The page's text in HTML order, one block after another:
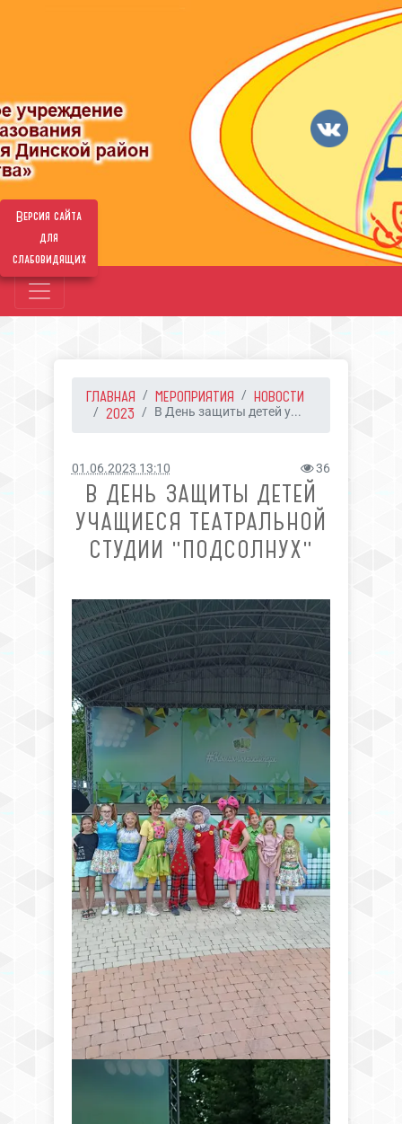
Версия сайта
для
слабовидящих
ГЛАВНАЯ МЕРОПРИЯТИЯ
НОВОСТИ
2023
В День защиты детей у...
01.06.2023 13:10 36
В ДЕНЬ ЗАЩИТЫ ДЕТЕЙ
УЧАЩИЕСЯ ТЕАТРАЛЬНОЙ
СТУДИИ "ПОДСОЛНУХ"